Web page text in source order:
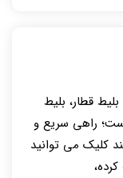
قطار، بلیط
راهی سریع و
کلیک می توانید